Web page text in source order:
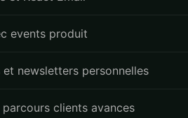
events produit
et newsletters personnelles
clients avances